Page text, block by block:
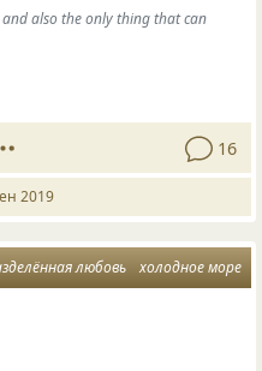
also the only thing that can
16
2019
любовь холодное море